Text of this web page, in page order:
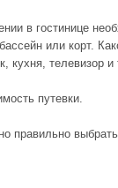
в гостинице
или корт.
кухня, телевизор
путевки.
правильно